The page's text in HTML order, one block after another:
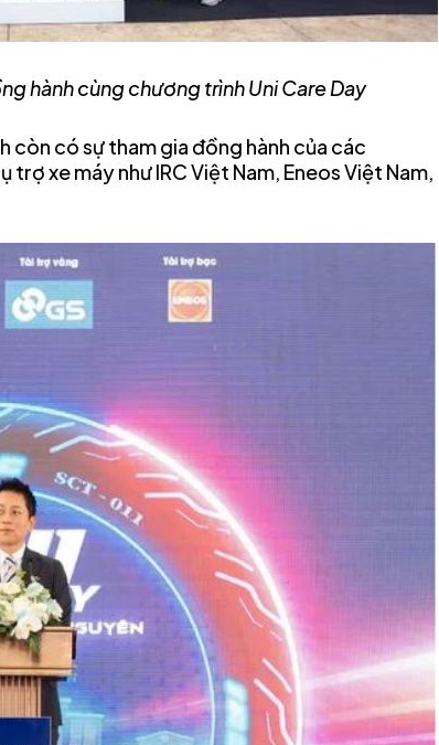
hành cùng chương trình Uni Care Day
còn có sự tham gia đồng hành của các
xe máy như IRC Việt Nam, Eneos Việt Nam,